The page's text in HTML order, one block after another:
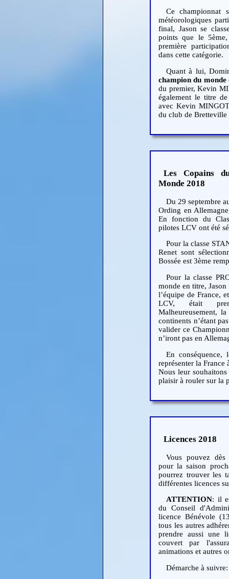
Ce championnat
météorologiques
final, Jason se
points que le
première
dans cette catégorie.
Quant à lui,
champion du
du premier, Kevin
également le titre
avec Kevin
du club de Bretteville
Les Copains
Monde 2018
Du 29 septembre
Ording en
En fonction du
pilotes LCV ont été
Pour la classe
Renet sont
Bossée est 3ème
Pour la classe
monde en titre,
l’équipe de France,
LCV, était
Malheureusement,
continents n’étant
valider ce
n’iront pas en
En
représenter la France
Nous leur
plaisir à rouler sur la
Licences 2018
Vous pouvez dès
pour la saison
pourrez trouver les
différentes licences
ATTENTION: il
du Conseil
licence Bénévole
tous les autres
prendre aussi une
couvert par
animations et autres
Démarche à suivre: